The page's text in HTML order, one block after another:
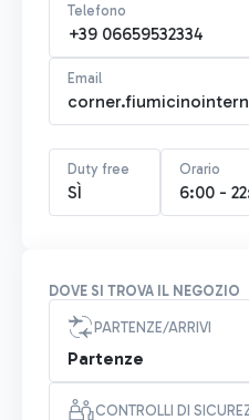
Telefono
+39 06659532334
Email
Duty free
SÌ
Orario
6:00 -
DOVE SI TROVA IL NEGOZIO
PARTENZE/ARRIVI
Partenze
CONTROLLI DI